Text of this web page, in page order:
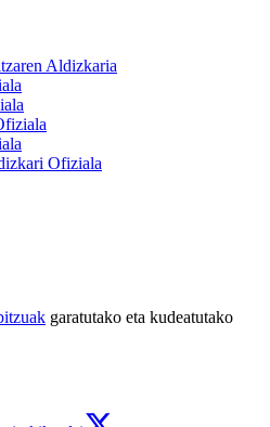
Aldizkaria
Ofiziala
garatutako eta kudeatutako